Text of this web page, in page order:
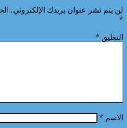
لن يتم نشر عنوان بريدك الإلكتروني.
*
التعليق *
الاسم *